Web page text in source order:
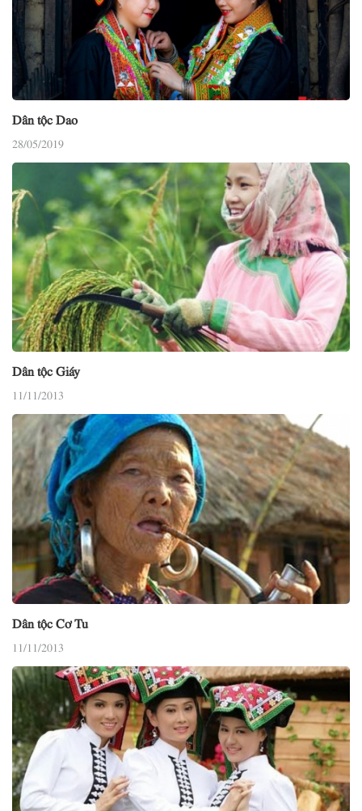
Dân tộc Dao
28/05/2019
Dân tộc Giáy
11/11/2013
Dân tộc Cơ Tu
11/11/2013